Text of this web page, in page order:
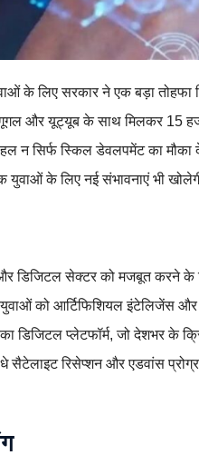
के लिए सरकार ने एक बड़ा तोहफा
गूगल और यूट्यूब के साथ मिलकर 15
न सिर्फ स्किल डेवलपमेंट का
युवाओं के लिए नई संभावनाएं भी
डिजिटल सेक्टर को मजबूत करने के
को आर्टिफिशियल इंटेलिजेंस
डिजिटल प्लेटफॉर्म, जो देशभर के
रिसेप्शन और एडवांस